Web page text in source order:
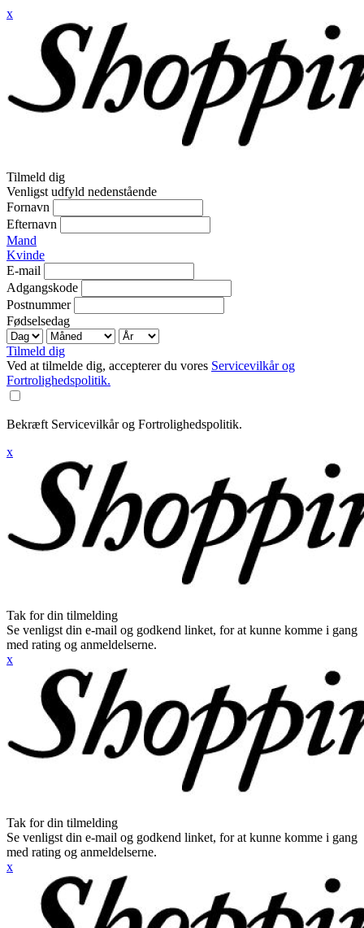
x
Tilmeld dig
Venligst udfyld nedenstående
Fornavn
Efternavn
Mand
Kvinde
E-mail
Adgangskode
Postnummer
Fødselsedag
Tilmeld dig
Ved at tilmelde dig, accepterer du vores Servicevilkår og
Fortrolighedspolitik.
Bekræft Servicevilkår og Fortrolighedspolitik.
x
Tak for din tilmelding
Se venligst din e-mail og godkend linket, for at kunne komme i gang
med rating og anmeldelserne.
x
Tak for din tilmelding
Se venligst din e-mail og godkend linket, for at kunne komme i gang
med rating og anmeldelserne.
x